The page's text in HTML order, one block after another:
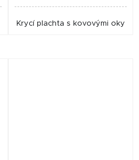
Krycí plachta s kovovými oky